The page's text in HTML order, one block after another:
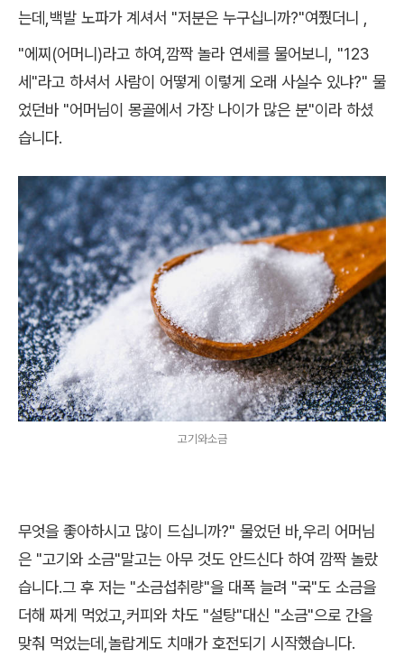
는데,백발 노파가 계셔서 "저분은 누구십니까?"여쭸더니 ,
"에찌(어머니)라고 하여,깜짝 놀라 연세를 물어보니, "123
세"라고 하셔서 사람이 어떻게 이렇게 오래 사실수 있냐?" 물
었던바 "어머님이 몽골에서 가장 나이가 많은 분"이라 하셨
습니다.
고기와소금
무엇을 좋아하시고 많이 드십니까?" 물었던 바,우리 어머님
은 "고기와 소금"말고는 아무 것도 안드신다 하여 깜짝 놀랐
습니다.그 후 저는 "소금섭취량"을 대폭 늘려 "국"도 소금을
더해 짜게 먹었고,커피와 차도 "설탕"대신 "소금"으로 간을
맞춰 먹었는데,놀랍게도 치매가 호전되기 시작했습니다.